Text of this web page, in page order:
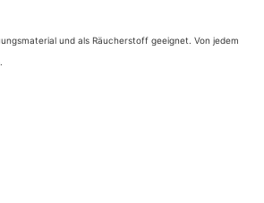
und als Räucherstoff geeignet. Von jedem